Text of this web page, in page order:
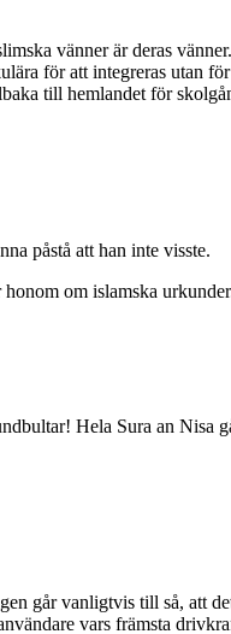
vänner är deras vänner.
för att integreras utan
till hemlandet för
påstå att han inte visste.
om islamska
Hela Sura an
går vanligtvis till så, att
vars främsta